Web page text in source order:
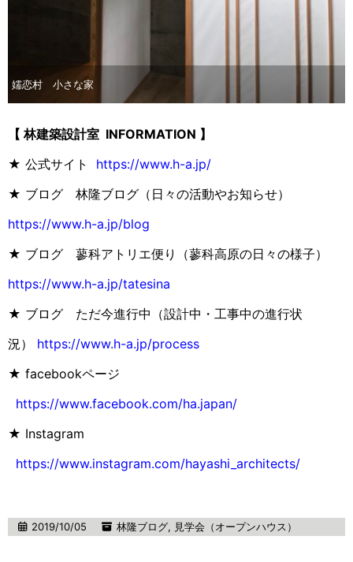
嬬恋村 小さな家
【 林建築設計室 INFORMATION 】
★ 公式サイト https://www.h-a.jp/
★ ブログ 林隆ブログ（日々の活動やお知らせ）
https://www.h-a.jp/blog
★ ブログ 蓼科アトリエ便り（蓼科高原の日々の様子）
https://www.h-a.jp/tatesina
★ ブログ ただ今進行中（設計中・工事中の進行状
況） https://www.h-a.jp/process
★ facebookページ
https://www.facebook.com/ha.japan/
★ Instagram
https://www.instagram.com/hayashi_architects/
2019/10/05 林隆ブログ, 見学会（オープンハウス）